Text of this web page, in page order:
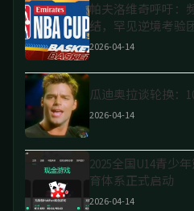
帕夫洛维奇呼吁：
结，罕见逆境考验
2026-04-14
瓜迪奥拉谈轮换：
2026-04-14
2025全国U14青少
育体系正式启动
2026-04-14